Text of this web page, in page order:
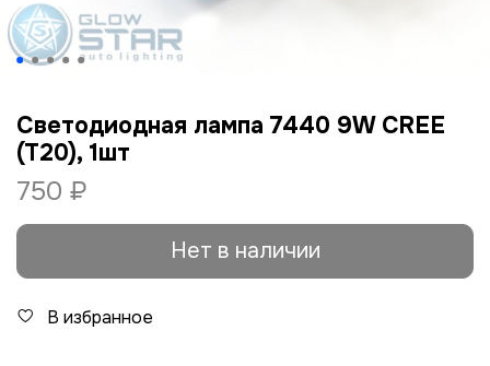
Светодиодная лампа 7440 9W CREE
(T20), 1шт
750 ₽
Нет в наличии
В избранное